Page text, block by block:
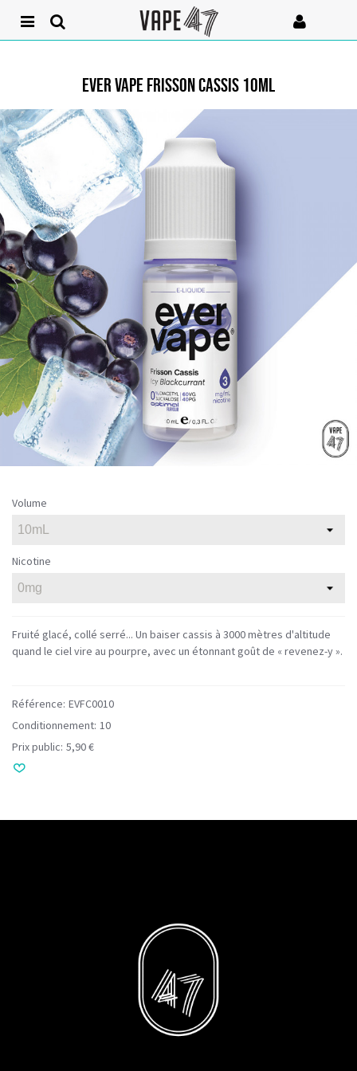
EVER VAPE FRISSON CASSIS 10ML
Volume
Nicotine
Fruité glacé, collé serré... Un baiser cassis à 3000 mètres d'altitude
quand le ciel vire au pourpre, avec un étonnant goût de « revenez-y ».
Référence: EVFC0010
Conditionnement: 10
Prix public: 5,90 €